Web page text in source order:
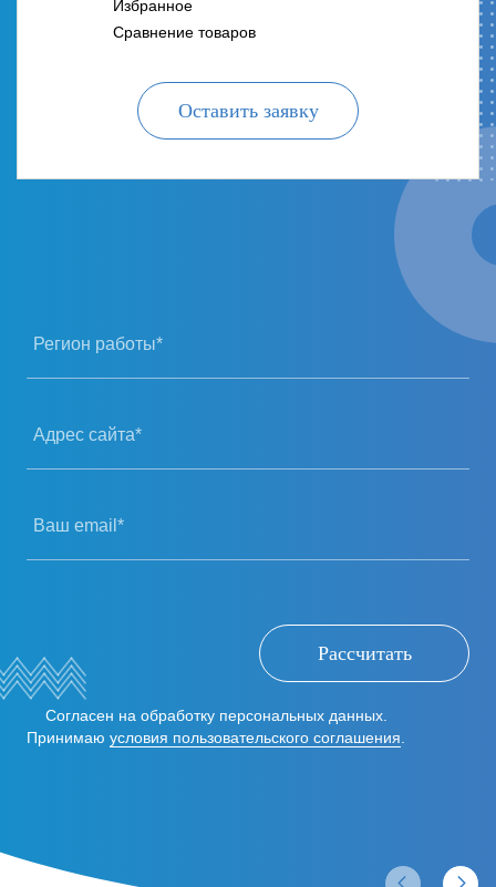
Избранное
Сравнение товаров
Оставить заявку
Регион работы*
Адрес сайта*
Ваш email*
Рассчитать
Согласен на обработку персональных данных.
Принимаю условия пользовательского соглашения